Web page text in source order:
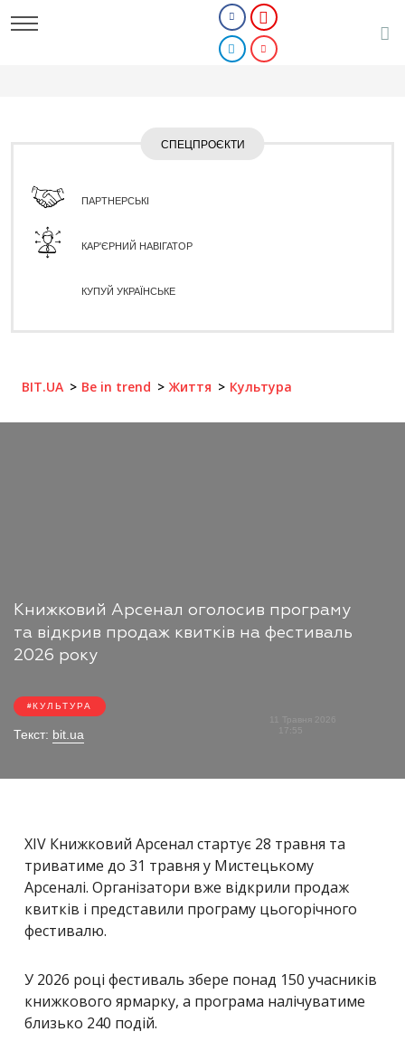
СПЕЦПРОЄКТИ
ПАРТНЕРСЬКІ
КАР'ЄРНИЙ НАВІГАТОР
КУПУЙ УКРАЇНСЬКЕ
BIT.UA Be in trend Життя Культура
Книжковий Арсенал оголосив програму
та відкрив продаж квитків на фестиваль
2026 року
КУЛЬТУРА
Текст: bit.ua
17:55
XIV Книжковий Арсенал стартує 28 травня та
триватиме до 31 травня у Мистецькому
Арсеналі. Організатори вже відкрили продаж
квитків і представили програму цьогорічного
фестивалю.
У 2026 році фестиваль збере понад 150 учасників
книжкового ярмарку, а програма налічуватиме
близько 240 подій.